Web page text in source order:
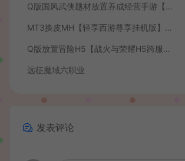
Q版国风武侠题材放置养成经营手游【我要当掌门】最新整理单机一键即玩镜像端+Linux手工服务端+安卓苹果H5三端+CDK授权后台+全套源码+详细搭建教程
MT3换皮MH【轻享西游尊享挂机版】最新整理单机一键即玩镜像端+Linux手工服务端+安卓苹果双端+GM后台+全套源码+详细搭建教程
Q版放置冒险H5【战火与荣耀H5跨服版】最新整理单机一键即玩镜像端+Linux手工服务端+简易安卓+CDK授权后台+详细搭建教程
远征魔域六职业
发表评论